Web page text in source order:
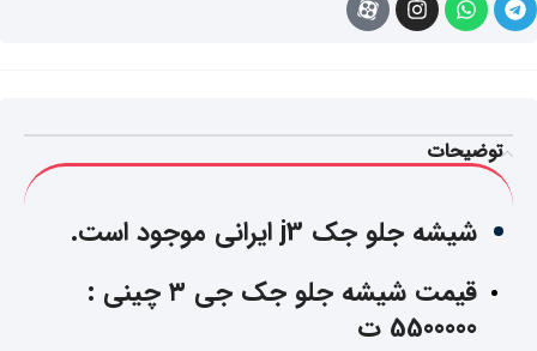
توضیحات
شیشه جلو جک j3 ایرانی موجود است.
قیمت شیشه جلو جک جی ۳ چینی :
5500000 ت